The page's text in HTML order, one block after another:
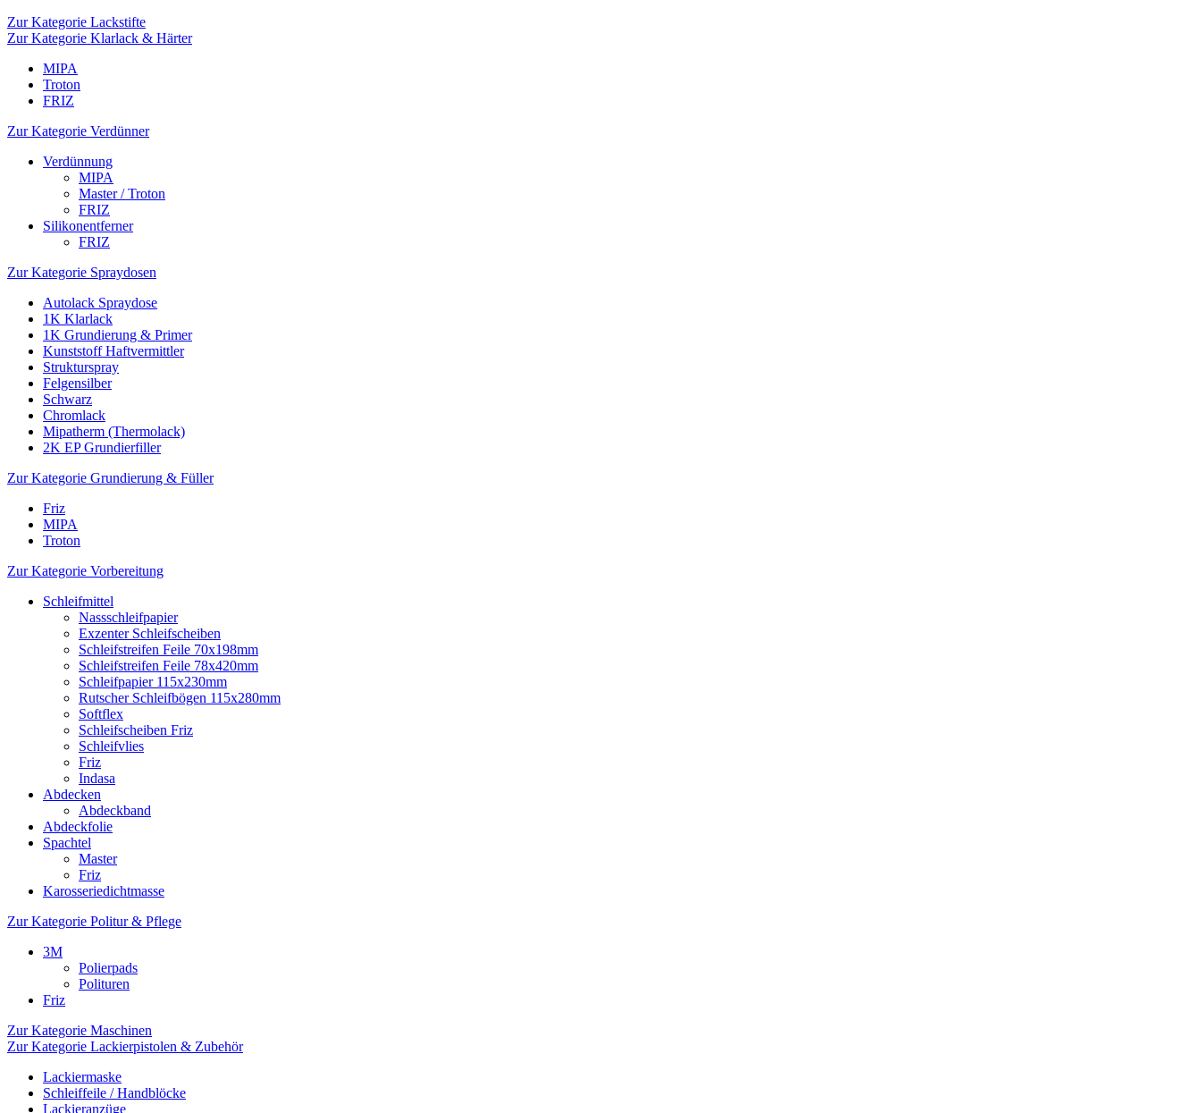
Zur Kategorie Lackstifte
Zur Kategorie Klarlack & Härter
MIPA
Troton
FRIZ
Zur Kategorie Verdünner
Verdünnung
MIPA
Master / Troton
FRIZ
Silikonentferner
FRIZ
Zur Kategorie Spraydosen
Autolack Spraydose
1K Klarlack
1K Grundierung & Primer
Kunststoff Haftvermittler
Strukturspray
Felgensilber
Schwarz
Chromlack
Mipatherm (Thermolack)
2K EP Grundierfiller
Zur Kategorie Grundierung & Füller
Friz
MIPA
Troton
Zur Kategorie Vorbereitung
Schleifmittel
Nassschleifpapier
Exzenter Schleifscheiben
Schleifstreifen Feile 70x198mm
Schleifstreifen Feile 78x420mm
Schleifpapier 115x230mm
Rutscher Schleifbögen 115x280mm
Softflex
Schleifscheiben Friz
Schleifvlies
Friz
Indasa
Abdecken
Abdeckband
Abdeckfolie
Spachtel
Master
Friz
Karosseriedichtmasse
Zur Kategorie Politur & Pflege
3M
Polierpads
Polituren
Friz
Zur Kategorie Maschinen
Zur Kategorie Lackierpistolen & Zubehör
Lackiermaske
Schleiffeile / Handblöcke
Lackieranzüge